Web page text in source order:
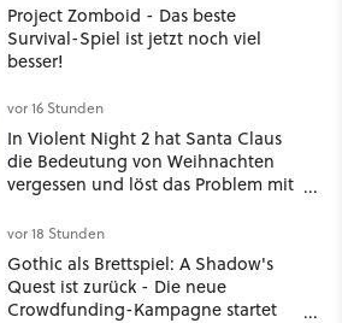
Project Zomboid - Das beste
Survival-Spiel ist jetzt noch viel
besser!
vor 16 Stunden
In Violent Night 2 hat Santa Claus
die Bedeutung von Weihnachten
vergessen und löst das Problem mit
vor 18 Stunden
Gothic als Brettspiel: A Shadow's
Quest ist zurück - Die neue
Crowdfunding-Kampagne startet